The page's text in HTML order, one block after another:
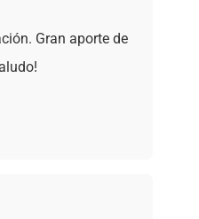
Gran aporte de